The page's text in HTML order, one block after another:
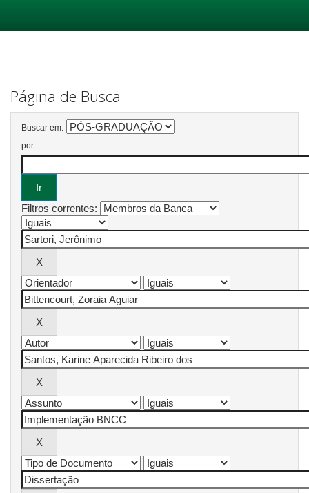
Página de Busca
Buscar em:
por
Filtros correntes: